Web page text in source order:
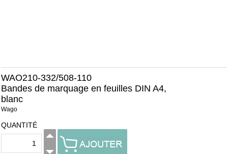
WAO210-332/508-110
Bandes de marquage en feuilles DIN A4,
blanc
Wago
QUANTITÉ